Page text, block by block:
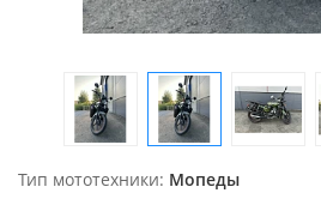
Тип мототехники Мопеды